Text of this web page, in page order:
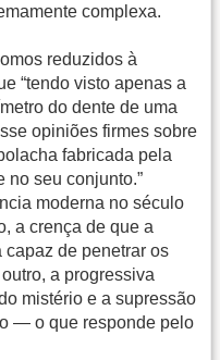
complexa.
reduzidos à
“tendo visto apenas a
do dente de uma
opiniões firmes sobre
fabricada pela
no seu conjunto.”
moderna no século
a crença de que a
de penetrar os
a progressiva
mistério e a supressão
— o que responde pelo